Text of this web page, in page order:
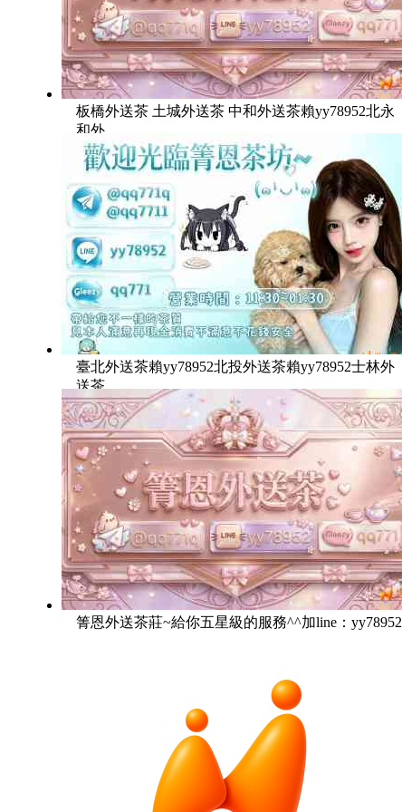
板橋外送茶 土城外送茶 中和外送茶賴yy78952北永
和外
臺北外送茶賴yy78952北投外送茶賴yy78952士林外
送茶
箐恩外送茶莊~給你五星級的服務^^加line：yy78952